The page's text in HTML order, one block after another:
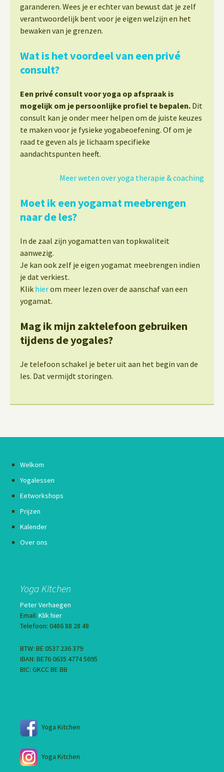
garanderen. Wees je er echter van bewust dat je zelf
verantwoordelijk bent voor je eigen welzijn en het
bewaken van je grenzen.
Wat is het voordeel van een privé
consult?
Een privé consult voor yoga op afspraak is
mogelijk om je persoonlijke profiel te bepalen. Dit
consult kan je onder meer helpen om de juiste keuzes
te maken voor je fysieke yogabeoefening. Of om je
raad te geven als je lichaam specifieke
aandachtspunten heeft.
Meer weten over yoga therapie & coaching
Moet ik een yogamat meebrengen
naar de les?
In de zaal zijn yogamatten van topkwaliteit
aanwezig.
Je kan ook zelf je eigen yogamat meebrengen indien
je dat verkiest.
Klik hierom meer lezen over de aanschaf van een
yogamat.
Mag ik mijn zaktelefoon gebruiken
tijdens de yogales?
Je telefoon schakel je beter uit aan het begin van de
les. Dat vermijdt storingen.
Welkom
Yogalessen
Eetworkshops
Prijzen
Kalender
Over ons
Yoga Kitchen
Peter Verhaegen
Email: Klik hier
Telefoon: 0486 88 28 48
BTW: BE 0537 236 379
IBAN: BE76 0635 4774 5695
BIC: GKCC BE BB
Yoga Kitchen
Yoga Kitchen